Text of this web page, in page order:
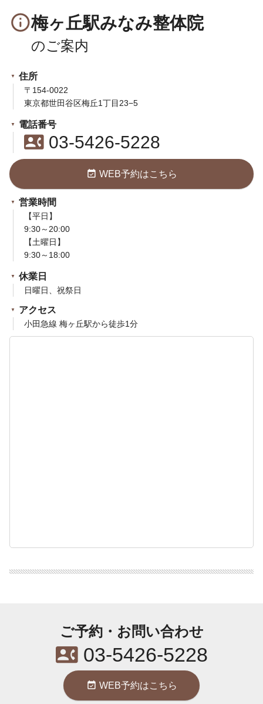
info_outline梅ヶ丘駅みなみ整体院
住所
〒154-0022
東京都世田谷区梅丘1丁目23−5
電話番号
contact_phone03-5426-5228
event_available WEB予約はこちら
営業時間
【平日】
9:30～20:00
【土曜日】
9:30～18:00
休業日
日曜日、祝祭日
アクセス
小田急線 梅ヶ丘駅から徒歩1分
ご予約・お問い合わせ
contact_phone03-5426-5228
event_available WEB予約はこちら